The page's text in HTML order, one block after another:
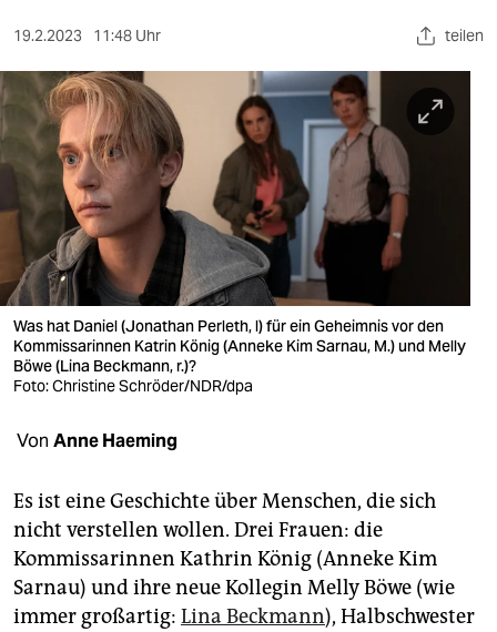
sport
berlin
nord
wahrheit
verlag
verlag
veranstaltungen
shop
unterstützen
abo
genossenschaft
19.2.2023 11:48 Uhr teilen
Was hat Daniel (Jonathan Perleth, l) für ein Geheimnis vor den
Kommissarinnen Katrin König (Anneke Kim Sarnau, M.) und Melly
Böwe (Lina Beckmann, r.)?
Foto: Christine Schröder/NDR/dpa
Von Anne Haeming
Es ist eine Geschichte über Menschen, die sich
nicht verstellen wollen. Drei Frauen: die
Kommissarinnen Kathrin König (Anneke Kim
Sarnau) und ihre neue Kollegin Melly Böwe (wie
immer großartig: Lina Beckmann), Halbschwester